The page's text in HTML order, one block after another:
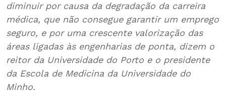
diminuir por causa da degradação da carreira
médica, que não consegue garantir um emprego
seguro, e por uma crescente valorização das
áreas ligadas às engenharias de ponta, dizem o
reitor da Universidade do Porto e o presidente
da Escola de Medicina da Universidade do
Minho.